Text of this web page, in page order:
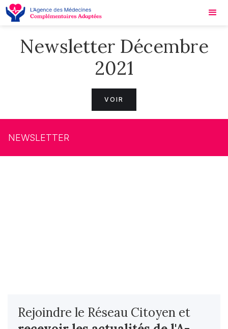
Newsletter Décembre
2021
VOIR
NEWSLETTER
Rejoindre le Réseau Citoyen et